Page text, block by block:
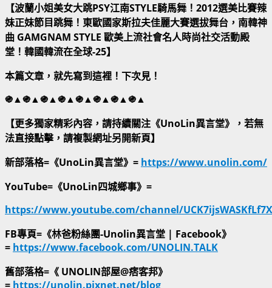
【波蘭小姐美女大跳PSY江南STYLE騎馬舞！2012選美比賽辣
妹正妹節目跳舞！東歐國家斯拉夫佳麗大賽選拔舞台，南韓神
曲 GAMGNAM STYLE 歐美上流社會名人時尚社交活動殿
堂！韓國韓流在全球-25】
本篇文章，就先寫到這裡！下次見！
֍▲֍▲֍▲֍▲֍▲֍▲֍▲֍▲
【更多獨家精彩內容，請持續關注《UnoLin異言堂》，若無
法直接點擊，請複製網址另開新頁】
新部落格=《UnoLin異言堂》= https://www.unolin.com/
YouTube=《UnoLin四城鄉事》=
https://www.youtube.com/channel/
FB專頁=《林爸粉絲團-Unolin異言堂 | Facebook》
= https://www.facebook.com/UNOLIN.TALK
舊部落格=《 UNOLIN部屋@痞客邦》
= https://unolin.pixnet.net/blog